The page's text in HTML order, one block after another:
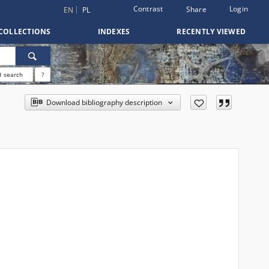
EN PL Contrast Share Login
INDEXES RECENTLY VIEWED
search ?
Download bibliography description